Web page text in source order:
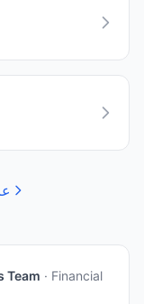
Team · Financial